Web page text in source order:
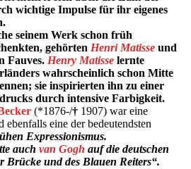
wichtige Impulse für ihr eigenes
seinem Werk schon früh
gehörten Henri Matisse und
Fauves. Henry Matisse lernte
wahrscheinlich schon Mitte
sie inspirierten ihn zu einer
durch intensive Farbigkeit.
(*1876-/† 1907) war eine
ebenfalls eine der bedeutendsten
Expressionismus.
auch van Gogh auf die deutschen
Brücke und des Blauen Reiters“.